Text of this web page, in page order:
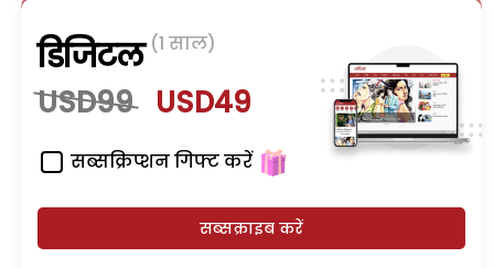
डिजिटल (1 साल)
USD99 USD49
सब्सक्रिप्शन गिफ्ट करें
सब्सक्राइब करें